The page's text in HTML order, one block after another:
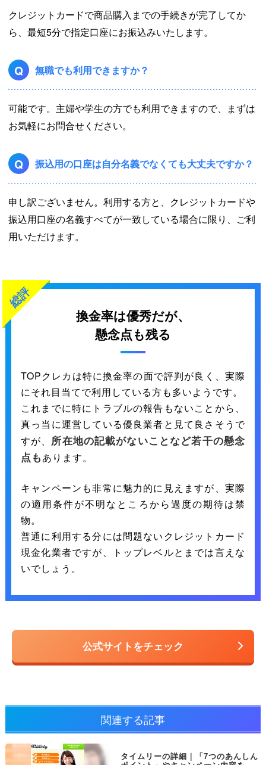
クレジットカードで商品購入までの手続きが完了してか
ら、最短5分で指定口座にお振込みいたします。
Q 無職でも利用できますか？
可能です。主婦や学生の方でも利用できますので、まずは
お気軽にお問合せください。
Q 振込用の口座は自分名義でなくても大丈夫ですか？
申し訳ございません。利用する方と、クレジットカードや
振込用口座の名義すべてが一致している場合に限り、ご利
用いただけます。
総評
換金率は優秀だが、
懸念点も残る
TOPクレカは特に換金率の面で評判が良く、実際
にそれ目当てで利用している方も多いようです。
これまでに特にトラブルの報告もないことから、
真っ当に運営している優良業者と見て良さそうで
すが、 所在地の記載がないことなど若干の懸念
点もあります。
キャンペーンも非常に魅力的に見えますが、実際
の適用条件が不明なところから過度の期待は禁
物。
普通に利用する分には問題ないクレジットカード
現金化業者ですが、トップレベルとまでは言えな
いでしょう。
公式サイトをチェック
関連する記事
タイムリーの詳細｜「7つのあんしん